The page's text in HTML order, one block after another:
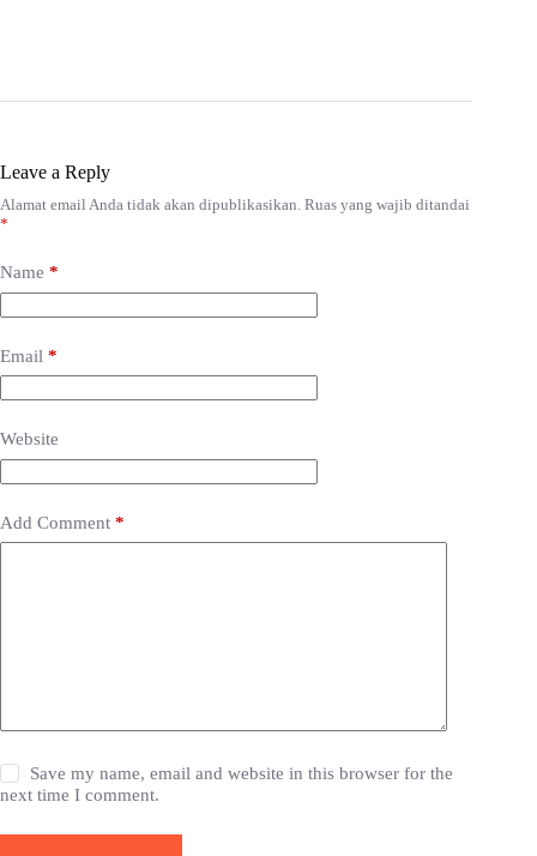
Leave a Reply
Alamat email Anda tidak akan dipublikasikan. Ruas yang wajib ditandai
*
Name *
Email *
Website
Add Comment *
Save my name, email and website in this browser for the
next time I comment.